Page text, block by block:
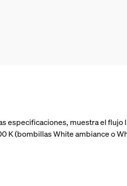
especificaciones, muestra el
K (bombillas White ambiance o